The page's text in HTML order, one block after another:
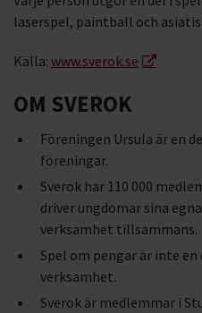
laserspel, paintball och
Källa: www.sverok.se
OM SVEROK
Föreningen Ursula är en
föreningar.
Sverok har 110 000
driver ungdomar sina
verksamhet tillsammans.
Spel om pengar är inte en
verksamhet.
Sverok är medlemmar i